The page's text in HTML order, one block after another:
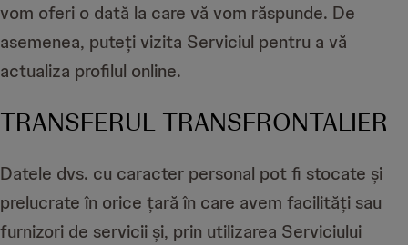
vom oferi o dată la care vă vom răspunde. De
asemenea, puteți vizita Serviciul pentru a vă
actualiza profilul online.
TRANSFERUL TRANSFRONTALIER
Datele dvs. cu caracter personal pot fi stocate și
prelucrate în orice țară în care avem facilități sau
furnizori de servicii și, prin utilizarea Serviciului